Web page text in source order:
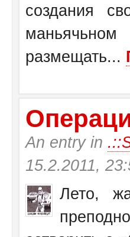
создания
размещать...
An entry in
15.2.2011,
Лето,